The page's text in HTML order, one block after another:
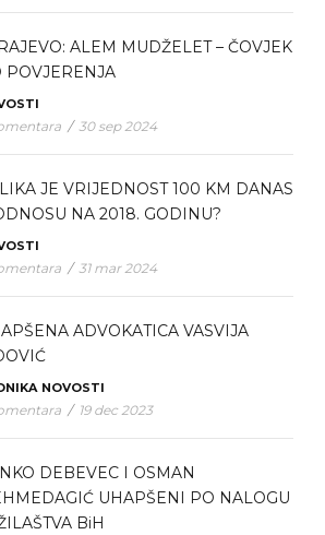
ALEM MUDŽELET – ČOVJEK
POVJERENJA
/ 30 sep 2024
JE VRIJEDNOST 100 KM DANAS
NA 2018. GODINU?
/ 31 mar 2024
ADVOKATICA VASVIJA
NOVOSTI
/ 19 dec 2023
DEBEVEC I OSMAN
UHAPŠENI PO NALOGU
BiH